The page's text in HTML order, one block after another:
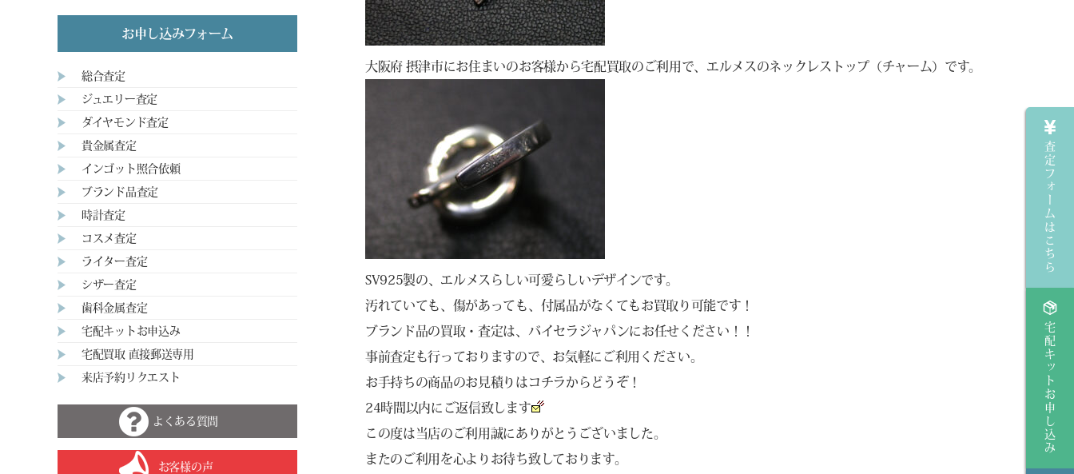
大阪府 摂津市にお住まいのお客様から宅配買取のご利用で、エルメスのネックレストップ（チャーム）です。
SV925製の、エルメスらしい可愛らしいデザインです。
汚れていても、傷があっても、付属品がなくてもお買取り可能です！
ブランド品の買取・査定は、バイセラジャパンにお任せください！！
事前査定も行っておりますので、お気軽にご利用ください。
お手持ちの商品のお見積りはコチラからどうぞ！
24時間以内にご返信致します
この度は当店のご利用誠にありがとうございました。
またのご利用を心よりお待ち致しております。
お申し込みフォーム
総合査定
ジュエリー査定
ダイヤモンド査定
貴金属査定
インゴット照合依頼
ブランド品査定
時計査定
コスメ査定
ライター査定
シザー査定
歯科金属査定
宅配キットお申込み
宅配買取 直接郵送専用
来店予約リクエスト
よくある質問
お客様の声
査定フォームはこちら
宅配キットお申し込み